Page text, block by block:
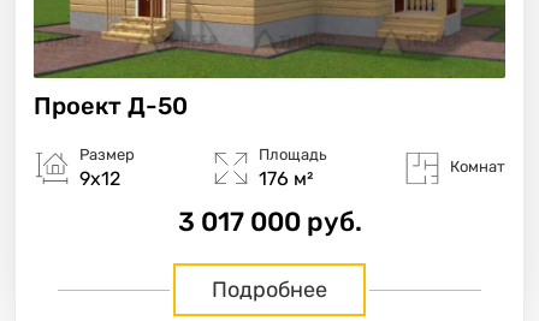
Проект Д-50
Размер
9х12
Площадь
176 м²
Комнат
3 017 000 руб.
Подробнее